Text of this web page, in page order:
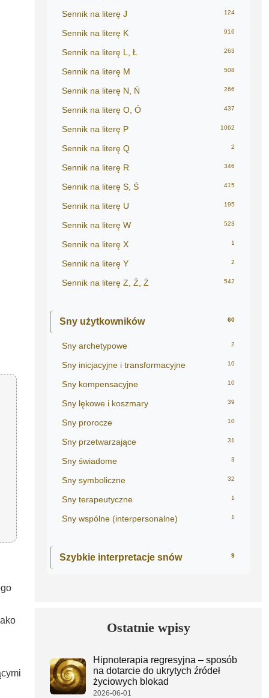
Sennik na literę J 124
Sennik na literę K 916
Sennik na literę L, Ł 263
Sennik na literę M 508
Sennik na literę N, Ń 266
Sennik na literę O, Ó 437
Sennik na literę P 1062
Sennik na literę Q 2
Sennik na literę R 346
Sennik na literę S, Ś 415
Sennik na literę U 195
Sennik na literę W 523
Sennik na literę X 1
Sennik na literę Y 2
Sennik na literę Z, Ź, Ż 542
Sny użytkowników 60
Sny archetypowe 2
Sny inicjacyjne i transformacyjne 10
Sny kompensacyjne 10
Sny lękowe i koszmary 39
Sny prorocze 10
Sny przetwarzające 31
Sny świadome 3
Sny symboliczne 32
Sny terapeutyczne 1
Sny wspólne (interpersonalne) 1
Szybkie interpretacje snów 9
Ostatnie wpisy
Hipnoterapia regresyjna – sposób
na dotarcie do ukrytych źródeł
życiowych blokad
2026-06-01